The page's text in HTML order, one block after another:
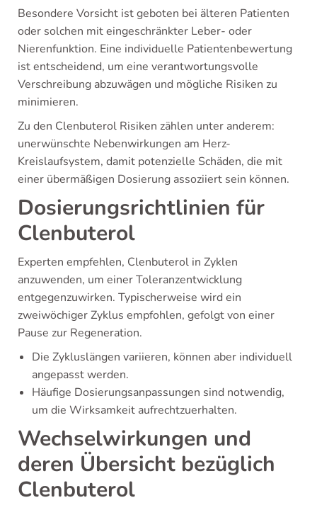
Besondere Vorsicht ist geboten bei älteren Patienten
oder solchen mit eingeschränkter Leber- oder
Nierenfunktion. Eine individuelle Patientenbewertung
ist entscheidend, um eine verantwortungsvolle
Verschreibung abzuwägen und mögliche Risiken zu
minimieren.
Zu den Clenbuterol Risiken zählen unter anderem:
unerwünschte Nebenwirkungen am Herz-
Kreislaufsystem, damit potenzielle Schäden, die mit
einer übermäßigen Dosierung assoziiert sein können.
Dosierungsrichtlinien für
Clenbuterol
Experten empfehlen, Clenbuterol in Zyklen
anzuwenden, um einer Toleranzentwicklung
entgegenzuwirken. Typischerweise wird ein
zweiwöchiger Zyklus empfohlen, gefolgt von einer
Pause zur Regeneration.
Die Zykluslängen variieren, können aber individuell
angepasst werden.
Häufige Dosierungsanpassungen sind notwendig,
um die Wirksamkeit aufrechtzuerhalten.
Wechselwirkungen und
deren Übersicht bezüglich
Clenbuterol